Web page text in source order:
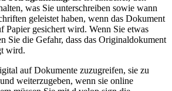
was Sie unterschreiben sowie wann
geleistet haben, wenn das Dokument
Papier gesichert wird. Wenn Sie etwas
Sie die Gefahr, dass das Originaldokument
wird.
auf Dokumente zuzugreifen, sie zu
weiterzugeben, wenn sie online